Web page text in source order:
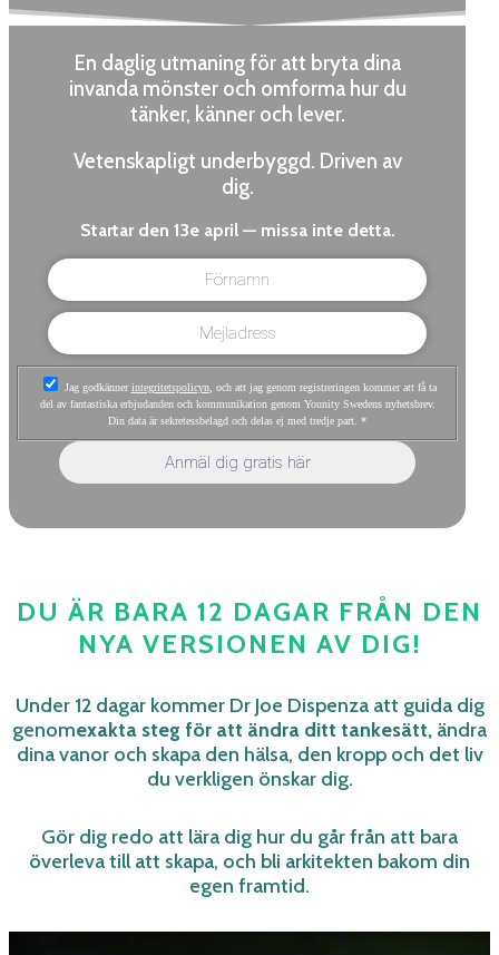
En daglig utmaning för att bryta dina
invanda mönster och omforma hur du
tänker, känner och lever.
Vetenskapligt underbyggd. Driven av
dig.
Startar den 13e april — missa inte detta.
Jag godkännerintegritetspolicyn, och att jag genom registreringen kommer att få ta
del av fantastiska erbjudanden och kommunikation genom Younity Swedens nyhetsbrev.
Din data är sekretessbelagd och delas ej med tredje part. *
Anmäl dig gratis här
DU ÄR BARA 12 DAGAR FRÅN DEN
NYA VERSIONEN AV DIG!
Under 12 dagar kommer Dr Joe Dispenza att guida dig
genomexakta steg för att ändra ditt tankesätt, ändra
dina vanor och skapa den hälsa, den kropp och det liv
du verkligen önskar dig.
Gör dig redo att lära dig hur du går från att bara
överleva till att skapa, och bli arkitekten bakom din
egen framtid.